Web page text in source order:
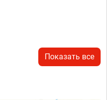
Показать все